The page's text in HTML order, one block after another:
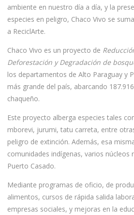
ambiente en nuestro día a día, y la
especies en peligro, Chaco Vivo se
a ReciclArte.
Chaco Vivo es un proyecto de
Deforestación y Degradación de
los departamentos de Alto Paraguay y
más grande del país, abarcando
chaqueño.
Este proyecto alberga especies tales
mborevi, jurumi, tatu carreta, entre
peligro de extinción. Además, esa
comunidades indígenas, varios núcleos
Puerto Casado.
Mediante programas de oficio, de
alimentos, cursos de rápida salida
empresas sociales, y mejoras en la